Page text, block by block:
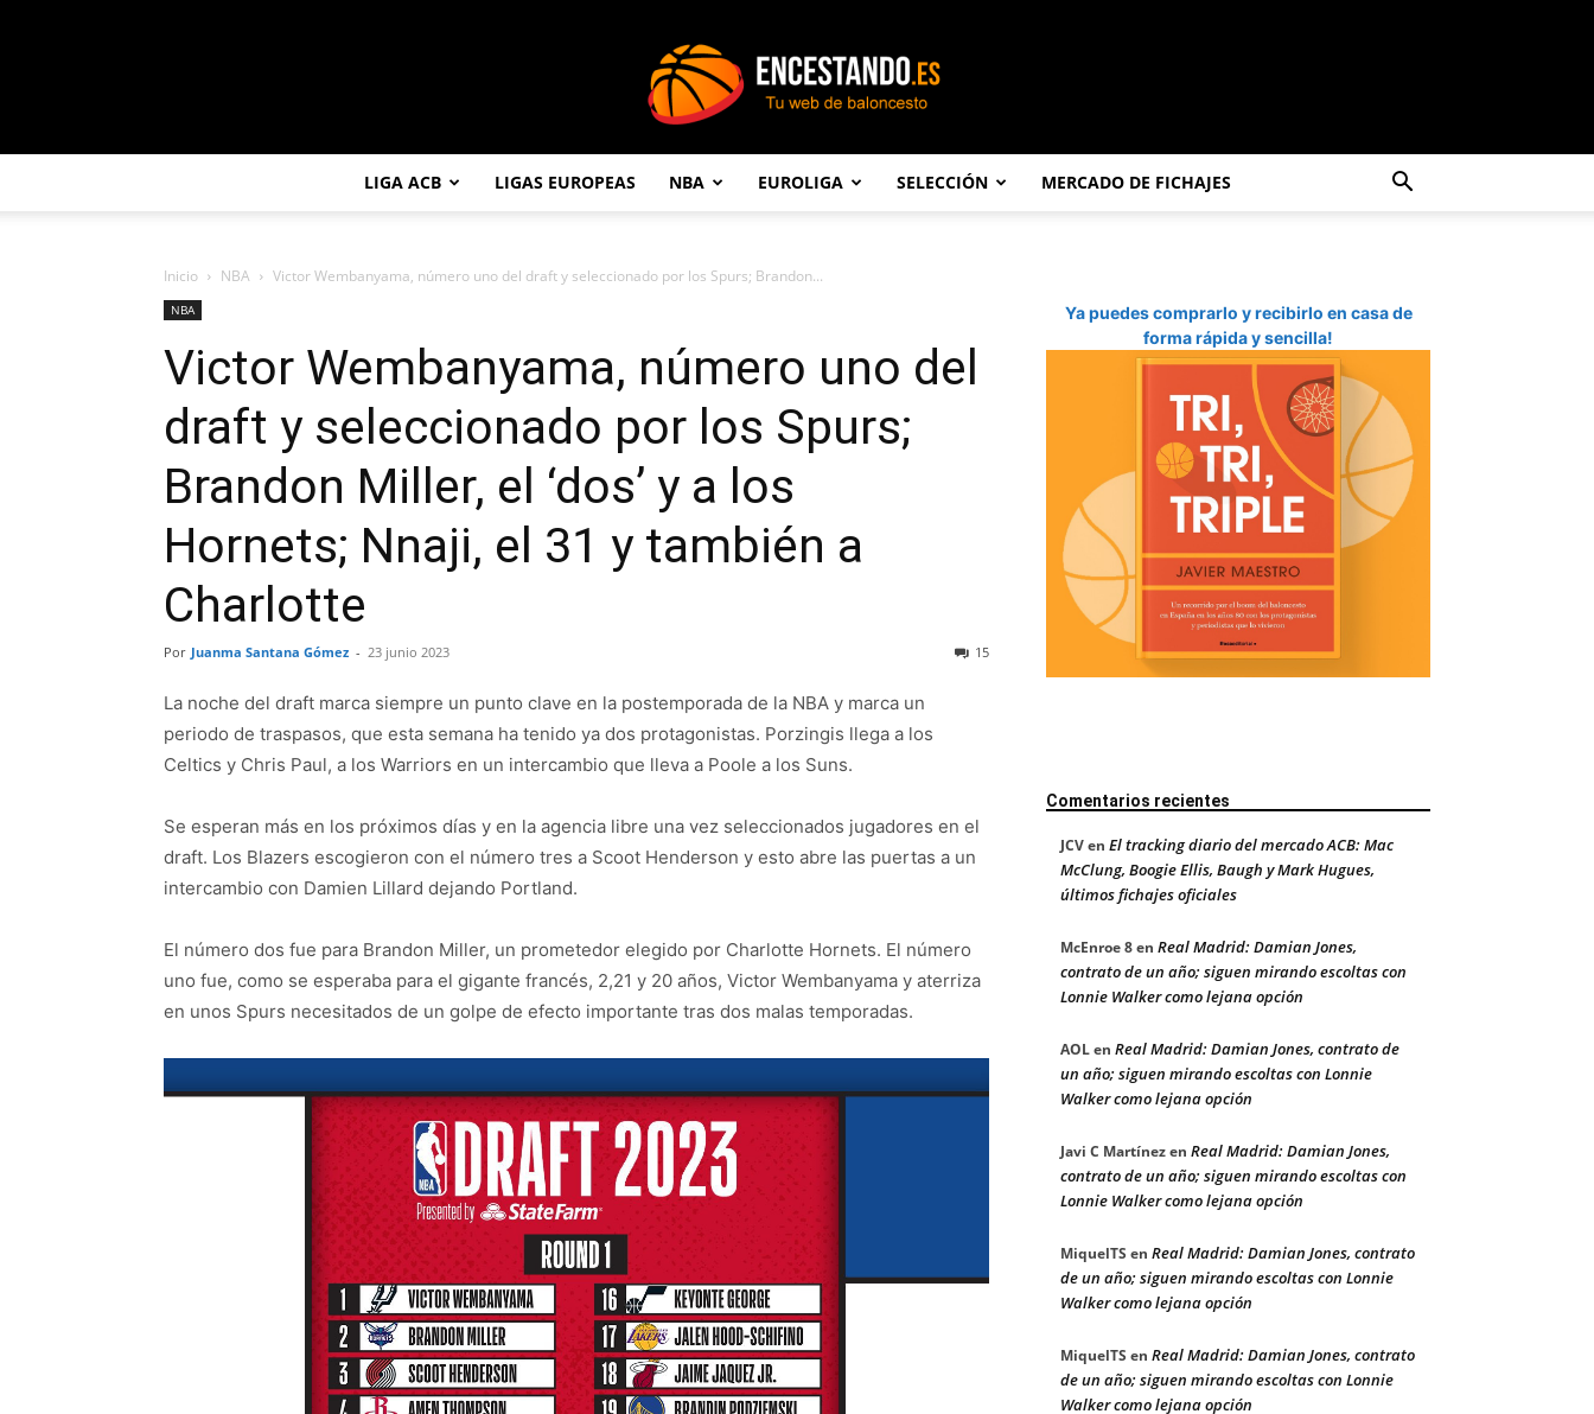
LIGA ACB LIGAS EUROPEAS NBA EUROLIGA SELECCIÓN MERCADO DE FICHAJES
Inicio NBA Victor Wembanyama, número uno del draft y seleccionado por los Spurs; Brandon...
NBA
Victor Wembanyama, número uno del
draft y seleccionado por los Spurs;
Brandon Miller, el ‘dos’ y a los
Hornets; Nnaji, el 31 y también a
Charlotte
Por Juanma Santana Gómez - 23 junio 2023 15
La noche del draft marca siempre un punto clave en la postemporada de la NBA y marca un
periodo de traspasos, que esta semana ha tenido ya dos protagonistas. Porzingis llega a los
Celtics y Chris Paul, a los Warriors en un intercambio que lleva a Poole a los Suns.
Se esperan más en los próximos días y en la agencia libre una vez seleccionados jugadores en el
draft. Los Blazers escogieron con el número tres a Scoot Henderson y esto abre las puertas a un
intercambio con Damien Lillard dejando Portland.
El número dos fue para Brandon Miller, un prometedor elegido por Charlotte Hornets. El número
uno fue, como se esperaba para el gigante francés, 2,21 y 20 años, Victor Wembanyama y aterriza
en unos Spurs necesitados de un golpe de efecto importante tras dos malas temporadas.
Ya puedes comprarlo y recibirlo en casa de
forma rápida y sencilla!
Comentarios recientes
JCVen El tracking diario del mercado ACB: Mac
McClung, Boogie Ellis, Baugh y Mark Hugues,
últimos fichajes oficiales
McEnroe 8en Real Madrid: Damian Jones,
contrato de un año; siguen mirando escoltas con
Lonnie Walker como lejana opción
AOLen Real Madrid: Damian Jones, contrato de
un año; siguen mirando escoltas con Lonnie
Walker como lejana opción
Javi C Martínezen Real Madrid: Damian Jones,
contrato de un año; siguen mirando escoltas con
Lonnie Walker como lejana opción
MiquelTS en Real Madrid: Damian Jones, contrato
de un año; siguen mirando escoltas con Lonnie
Walker como lejana opción
MiquelTS en Real Madrid: Damian Jones, contrato
de un año; siguen mirando escoltas con Lonnie
Walker como lejana opción